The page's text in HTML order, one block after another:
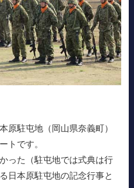
原駐屯地（岡山県奈義町）
トです。
った（駐屯地では式典は行
日本原駐屯地の記念行事と